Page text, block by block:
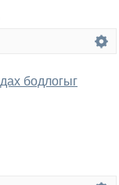
бодлогыг